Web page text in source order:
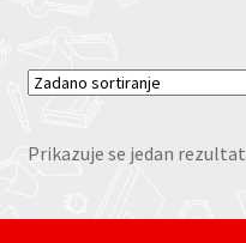
Prikazuje se jedan rezultat